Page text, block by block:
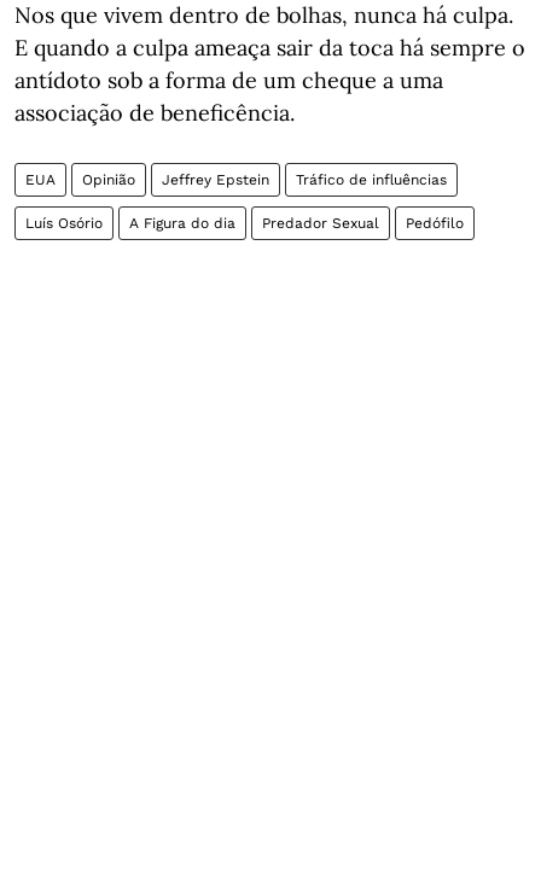
Nos que vivem dentro de bolhas, nunca há culpa.
E quando a culpa ameaça sair da toca há sempre o
antídoto sob a forma de um cheque a uma
associação de beneficência.
EUA Opinião Jeffrey Epstein Tráfico de influências
Luís Osório A Figura do dia Predador Sexual Pedófilo